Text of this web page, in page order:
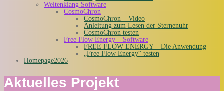
Weltenklang Software
CosmoChron
CosmoChron – Video
Anleitung zum Lesen der Sternenuhr
CosmoChron testen
Free Flow Energy – Software
FREE FLOW ENERGY – Die Anwendung
„Free Flow Energy“ testen
Homepage2026
Aktuelles Projekt